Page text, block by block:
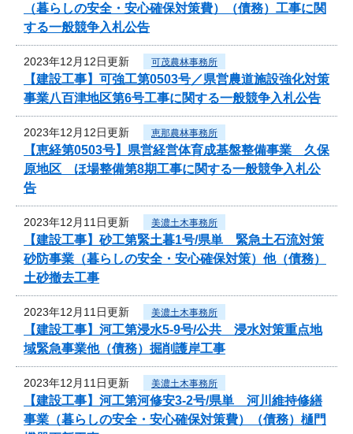
（暮らしの安全・安心確保対策費）（債務）工事に関
する一般競争入札公告
2023年12月12日更新 可茂農林事務所
【建設工事】可強工第0503号／県営農道施設強化対策
事業八百津地区第6号工事に関する一般競争入札公告
2023年12月12日更新 恵那農林事務所
【恵経第0503号】県営経営体育成基盤整備事業 久保
原地区 ほ場整備第8期工事に関する一般競争入札公
告
2023年12月11日更新 美濃土木事務所
【建設工事】砂工第緊土暮1号/県単 緊急土石流対策
砂防事業（暮らしの安全・安心確保対策）他（債務）
土砂撤去工事
2023年12月11日更新 美濃土木事務所
【建設工事】河工第浸水5-9号/公共 浸水対策重点地
域緊急事業他（債務）掘削護岸工事
2023年12月11日更新 美濃土木事務所
【建設工事】河工第河修安3-2号/県単 河川維持修繕
事業（暮らしの安全・安心確保対策費）（債務）樋門